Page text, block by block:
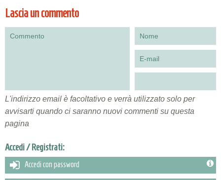
Lascia un commento
L'indirizzo email è facoltativo e verrà utilizzato solo per
avvisarti quando ci saranno nuovi commenti su questa
pagina
Accedi / Registrati:
Accedi con password